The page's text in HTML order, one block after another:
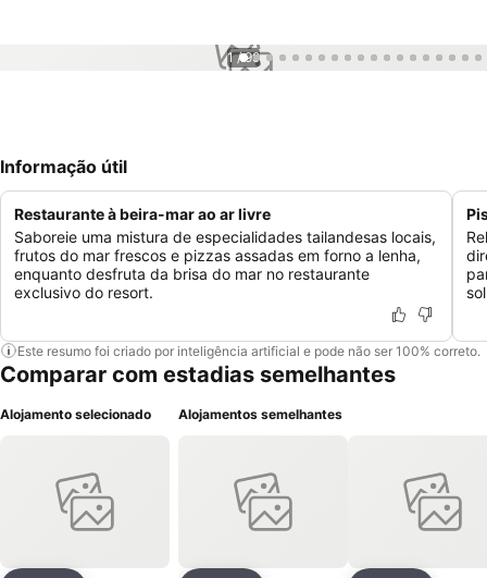
1 / 99
Informação útil
Restaurante à beira-mar ao ar livre
Saboreie uma mistura de especialidades tailandesas locais,
frutos do mar frescos e pizzas assadas em forno a lenha,
enquanto desfruta da brisa do mar no restaurante
exclusivo do resort.
Este resumo foi criado por inteligência artificial e pode não ser 100% correto.
Comparar com estadias semelhantes
Alojamento selecionado Alojamentos semelhantes